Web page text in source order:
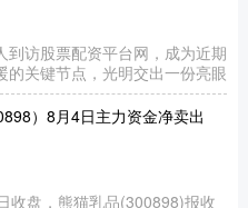
到访股票配资平台网，成为近期
关键节点，光明交出一份亮眼
）8月4日主力资金净卖出
收盘，熊猫乳品(300898)报收